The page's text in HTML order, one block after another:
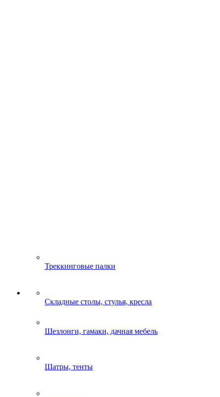
Треккинговые палки
Складные столы, стулья, кресла
Шезлонги, гамаки, дачная мебель
Шатры, тенты